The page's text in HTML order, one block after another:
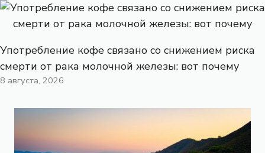
Употребление кофе связано со снижением риска
смерти от рака молочной железы: вот почему
8 августа, 2026